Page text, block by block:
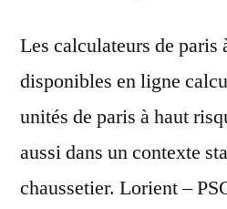
Les calculateurs de paris
disponibles en ligne
unités de paris à haut
aussi dans un contexte
chaussetier. Lorient –